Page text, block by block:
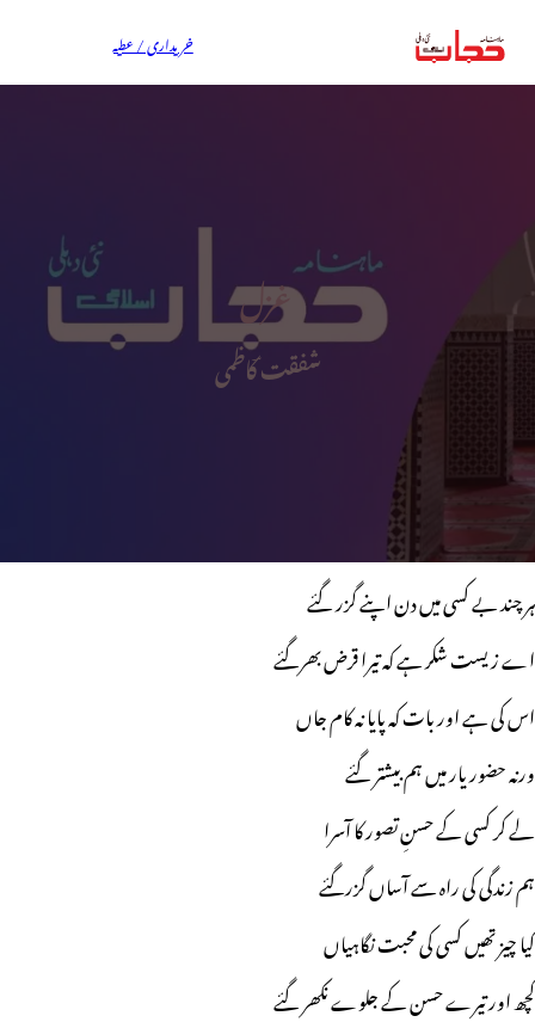
خریداری / عطیہ
غزل
شفقت ؔکاظمی
ہر چند بے کسی میں دن اپنے گزر گئے
اے زیست شکر ہے کہ تیرا قرض بھرگئے
اس کی ہے اور بات کہ پایا نہ کام جاں
ورنہ حضور یار میں ہم بیشتر گئے
لے کر کسی کے حسنِ تصور کا آسرا
ہم زندگی کی راہ سے آساں گزرگئے
کیا چیز تھیں کسی کی محبت نگاہیاں
کچھ اور تیرے حسن کے جلوے نکھر گئے